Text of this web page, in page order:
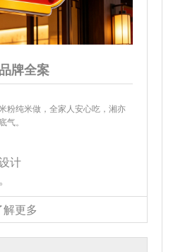
牌全案
粉纯米做，全家人安心吃，湘亦
气。
计
解更多